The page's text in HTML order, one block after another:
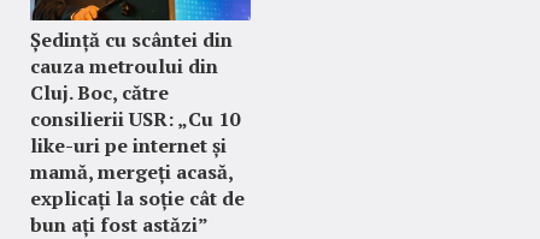
Ședință cu scântei din
cauza metroului din
Cluj. Boc, către
consilierii USR: „Cu 10
like-uri pe internet și
mamă, mergeți acasă,
explicați la soție cât de
bun ați fost astăzi”